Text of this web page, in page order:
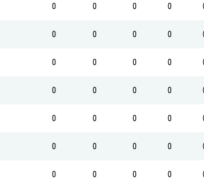
0 0 0 0
0 0 0 0
0 0 0 0
0 0 0 0
0 0 0 0
0 0 0 0
0 0 0 0